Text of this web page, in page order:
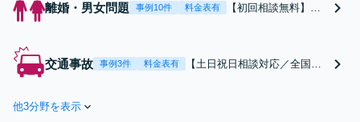
離婚・男女問題 事例10件 料金表有
【初回相談無料】あ
況を丁寧にお聞きし
交通事故 事例3件 料金表有
【土日祝日相談対応／全国対
他3分野を表示